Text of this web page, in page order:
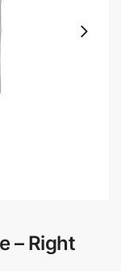
– Right